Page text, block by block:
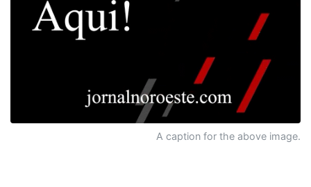
A caption for the above image.